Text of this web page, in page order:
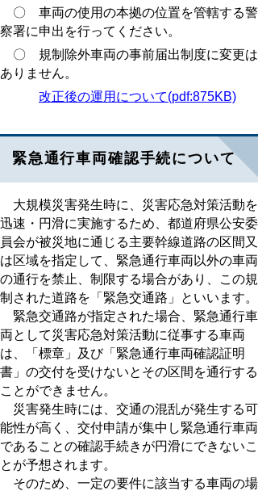
〇 車両の使用の本拠の位置を管轄する警
察署に申出を行ってください。
〇 規制除外車両の事前届出制度に変更は
ありません。
改正後の運用について(pdf:875KB)
緊急通行車両確認手続について
大規模災害発生時に、災害応急対策活動を
迅速・円滑に実施するため、都道府県公安委
員会が被災地に通じる主要幹線道路の区間又
は区域を指定して、緊急通行車両以外の車両
の通行を禁止、制限する場合があり、この規
制された道路を「緊急交通路」といいます。
緊急交通路が指定された場合、緊急通行車
両として災害応急対策活動に従事する車両
は、「標章」及び「緊急通行車両確認証明
書」の交付を受けないとその区間を通行する
ことができません。
災害発生時には、交通の混乱が発生する可
能性が高く、交付申請が集中し緊急通行車両
であることの確認手続きが円滑にできないこ
とが予想されます。
そのため、一定の要件に該当する車両の場